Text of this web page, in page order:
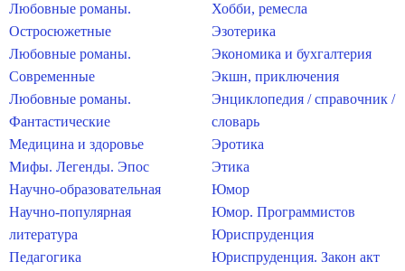
Любовные романы.
Остросюжетные
Любовные романы.
Современные
Любовные романы.
Фантастические
Медицина и здоровье
Мифы. Легенды. Эпос
Научно-образовательная
Научно-популярная
литература
Педагогика
Хобби, ремесла
Эзотерика
Экономика и бухгалтерия
Экшн, приключения
Энциклопедия / справочник /
словарь
Эротика
Этика
Юмор
Юмор. Программистов
Юриспруденция
Юриспруденция. Закон акт